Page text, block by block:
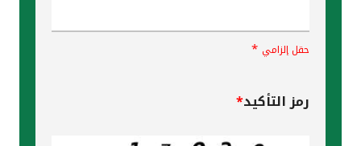
حقل إلزامي *
رمز التأكيد*